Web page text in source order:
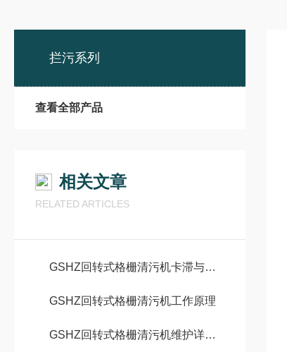
拦污系列
查看全部产品
相关文章
RELATED ARTICLES
GSHZ回转式格栅清污机卡滞与链条跳齿问题的成因及解决方案
GSHZ回转式格栅清污机工作原理
GSHZ回转式格栅清污机维护详细说明介绍